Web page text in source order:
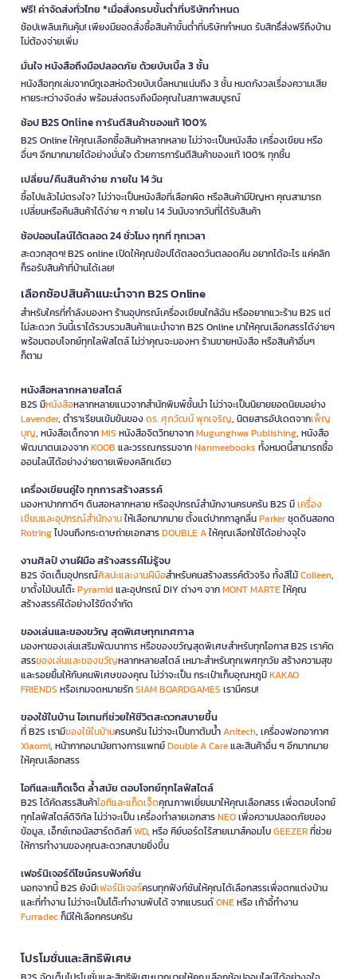
ฟรี! ค่าจัดส่งทั่วไทย *เมื่อสั่งครบขั้นต่ำที่บริษัทกำหนด
ช้อปเพลินเกินคุ้ม! เพียงมียอดสั่งซื้อสินค้าขั้นต่ำที่บริษัทกำหนด รับสิทธิ์ส่งฟรีถึงบ้าน
ไม่ต้องจ่ายเพิ่ม
มั่นใจ หนังสือถึงมือปลอดภัย ด้วยบับเบิ้ล 3 ชั้น
หนังสือทุกเล่มจากบีทูเอสห่อด้วยบับเบิ้ลหนาแน่นถึง 3 ชั้น หมดกังวลเรื่องความเสีย
หายระหว่างจัดส่ง พร้อมส่งตรงถึงมือคุณในสภาพสมบูรณ์
ช้อป B2S Online การันตีสินค้าของแท้ 100%
B2S Online ให้คุณเลือกซื้อสินค้าหลากหลาย ไม่ว่าจะเป็นหนังสือ เครื่องเขียน หรือ
อื่นๆ อีกมากมายได้อย่างมั่นใจ ด้วยการการันตีสินค้าของแท้ 100% ทุกชิ้น
เปลี่ยน/คืนสินค้าง่าย ภายใน 14 วัน
ซื้อไปแล้วไม่ตรงใจ? ไม่ว่าจะเป็นหนังสือที่เลือกผิด หรือสินค้ามีปัญหา คุณสามารถ
เปลี่ยนหรือคืนสินค้าได้ง่าย ๆ ภายใน 14 วันนับจากวันที่ได้รับสินค้า
ช้อปออนไลน์ได้ตลอด 24 ชั่วโมง ทุกที่ ทุกเวลา
สะดวกสุดๆ! B2S online เปิดให้คุณช้อปได้ตลอดวันตลอดคืน อยากได้อะไร แค่คลิก
ก็รอรับสินค้าที่บ้านได้เลย!
เลือกช้อปสินค้าแนะนำจาก B2S Online
สำหรับใครที่กำลังมองหา ร้านอุปกรณ์เครื่องเขียนใกล้ฉัน หรืออยากแวะร้าน B2S แต่
ไม่สะดวก วันนี้เราได้รวบรวมสินค้าแนะนำจาก B2S Online มาให้คุณเลือกสรรได้ง่ายๆ
พร้อมตอบโจทย์ทุกไลฟ์สไตล์ ไม่ว่าคุณจะมองหา ร้านขายหนังสือ หรือสินค้าอื่นๆ
ก็ตาม
หนังสือหลากหลายสไตล์
B2S มีหนังสือหลากหลายแนวจากสำนักพิมพ์ชั้นนำ ไม่ว่าจะเป็นนิยายยอดนิยมอย่าง
Lavender, ตำราเรียนเข้มข้นของดร. ศุภวัฒน์ พุกเจริญ, นิตยสารอัปเดตจากเพ็ญ
บุญ, หนังสือเด็กจากMIS หนังสือจิตวิทยาจากMugunghwa Publishing, หนังสือ
พัฒนาตนเองจากKOOB และวรรณกรรมจากNanmeebooks ทั้งหมดนี้สามารถซื้อ
ออนไลน์ได้อย่างง่ายดายเพียงคลิกเดียว
เครื่องเขียนคู่ใจ ทุกการสร้างสรรค์
มองหาปากกาดีๆ ดินสอหลากหลาย หรืออุปกรณ์สำนักงานครบครัน B2S มีเครื่อง
เขียนและอุปกรณ์สำนักงานให้เลือกมากมาย ตั้งแต่ปากกาลูกลื่นParkerชุดดินสอกด
Rotringไปจนถึงกระดาษถ่ายเอกสารDOUBLE Aให้คุณเลือกใช้ได้อย่างจุใจ
งานศิลป์ งานฝีมือ สร้างสรรค์ไม่รู้จบ
B2S จัดเต็มอุปกรณ์ศิลปะและงานฝีมือสำหรับคนสร้างสรรค์ตัวจริง ทั้งสีไม้Colleen,
ขาตั้งไม้บนโต๊ะPyramidและอุปกรณ์ DIY ต่างๆ จากMONT MARTEให้คุณ
สร้างสรรค์ได้อย่างไร้ขีดจำกัด
ของเล่นและของขวัญ สุดพิเศษทุกเทศกาล
มองหาของเล่นเสริมพัฒนาการ หรือของขวัญสุดพิเศษสำหรับทุกโอกาส B2S เราคัด
สรรของเล่นและของขวัญหลากหลายสไตล์ เหมาะสำหรับทุกเพศทุกวัย สร้างความสุข
และรอยยิ้มให้กับคนพิเศษของคุณ ไม่ว่าจะเป็น กระเป๋าเก็บอุณหภูมิKAKAO
FRIENDS หรือเกมจดหมายรักSIAM BOARDGAMES เรามีครบ!
ของใช้ในบ้าน ไอเทมที่ช่วยให้ชีวิตสะดวกสบายขึ้น
ที่ B2S เรามีของใช้ในบ้านครบครัน ไม่ว่าจะเป็นกาต้มน้ำAnitech, เครื่องฟอกอากาศ
Xiaomi, หน้ากากอนามัยทางการแพทย์Double A Careและสินค้าอื่น ๆ อีกมากมาย
ให้คุณเลือกสรร
ไอทีและแก็ดเจ็ต ล้ำสมัย ตอบโจทย์ทุกไลฟ์สไตล์
B2S ได้คัดสรรสินค้าไอทีและแก็ดเจ็ตคุณภาพเยี่ยมมาให้คุณเลือกสรร เพื่อตอบโจทย์
ทุกไลฟ์สไตล์ดิจิทัล ไม่ว่าจะเป็น เครื่องทำลายเอกสารNEOเพื่อความปลอดภัยของ
ข้อมูล, เอ็กซ์เทอนัลฮาร์ดดิสก์WD, หรือ คีย์บอร์ดไร้สายเมาส์คอมโบGEEZERที่ช่วย
ให้การทำงานของคุณสะดวกสบายยิ่งขึ้น
เฟอร์นิเจอร์ดีไซน์ครบฟังก์ชั่น
นอกจากนี้ B2S ยังมีเฟอร์นิเจอร์ครบทุกฟังก์ชันให้คุณได้เลือกสรรเพื่อตกแต่งบ้าน
และที่ทำงาน ไม่ว่าจะเป็นโต๊ะทำงานพับได้ จากแบรนด์ONEหรือ เก้าอี้ทำงาน
Furradecก็มีให้เลือกครบครัน
โปรโมชั่นและสิทธิพิเศษ